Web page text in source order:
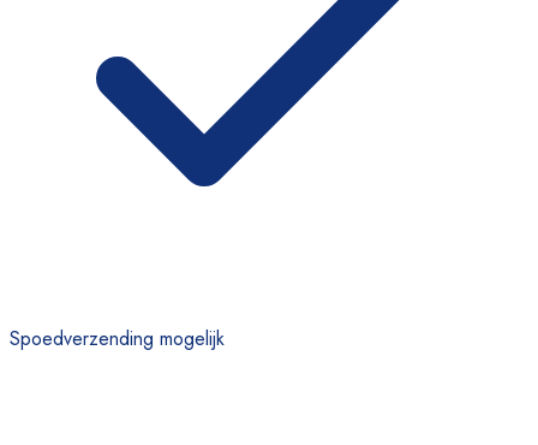
Spoedverzending mogelijk